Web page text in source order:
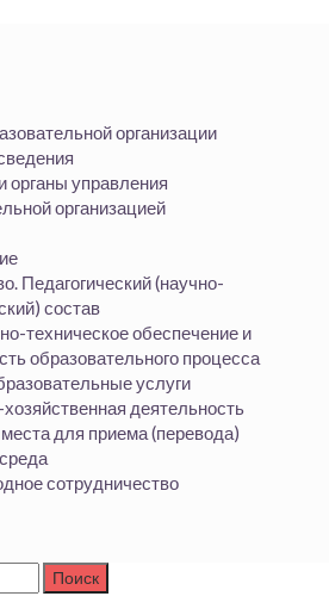
организации
органы управления
организацией
Педагогический (научно-
состав
техническое обеспечение и
образовательного процесса
услуги
деятельность
для приема (перевода)
сотрудничество